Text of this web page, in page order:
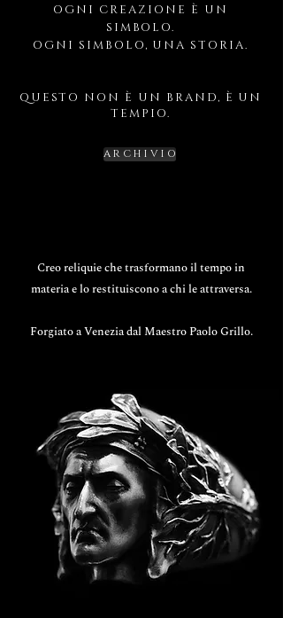
OGNI CREAZIONE È UN
SIMBOLO.
OGNI SIMBOLO, UNA STORIA.
QUESTO NON È UN BRAND, È UN
TEMPIO.
A R C H I V I O
Creo reliquie che trasformano il tempo in
materia e lo restituiscono a chi le attraversa.
Forgiato a Venezia dal Maestro Paolo Grillo.